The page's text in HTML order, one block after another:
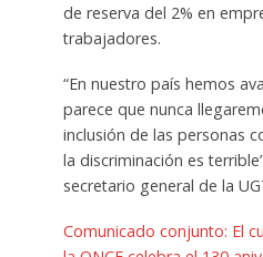
de reserva del 2% en
trabajadores.
“En nuestro país hemos
parece que nunca
inclusión de las personas
la discriminación es
secretario general de la
Comunicado conjunto: El